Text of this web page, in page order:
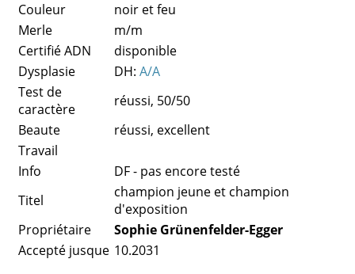
Couleur
noir et feu
Merle
m/m
Certifié ADN
disponible
Dysplasie
DH: A/A
Test de
caractère
réussi, 50/50
Beaute
réussi, excellent
Travail
Info
DF - pas encore testé
Titel
champion jeune et champion
d'exposition
Propriétaire
Sophie Grünenfelder-Egger
Accepté jusque 10.2031